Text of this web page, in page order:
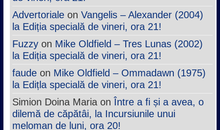
Advertorialeon Vangelis – Alexander (2004)
la Ediția specială de vineri, ora 21!
Fuzzyon Mike Oldfield – Tres Lunas (2002)
la Ediția specială de vineri, ora 21!
faudeon Mike Oldfield – Ommadawn (1975)
la Edițla specială de vineri, ora 21!
Simion Doina MariaonÎntre a fi și a avea, o
dilemă de căpătâi, la Incursiunile unui
meloman de luni, ora 20!